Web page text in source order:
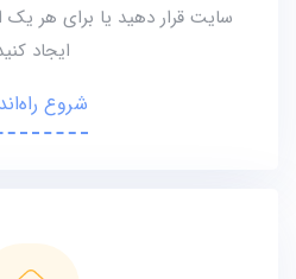
سایت قرار دهید یا برای هر یک
ایجاد
شروع